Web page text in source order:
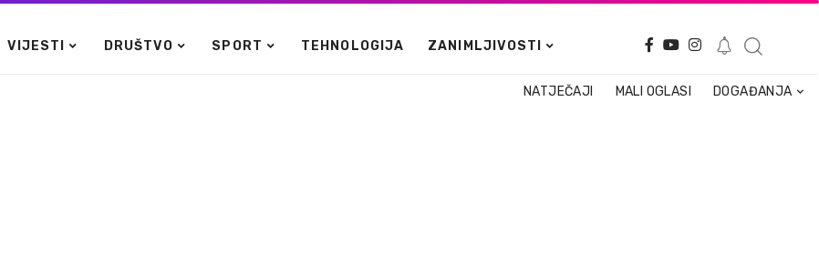
VIJESTI DRUŠTVO SPORT TEHNOLOGIJA ZANIMLJIVOSTI
NATJEČAJI MALI OGLASI DOGAĐANJA